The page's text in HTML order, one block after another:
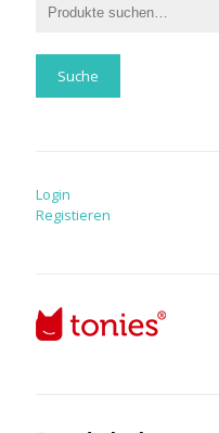
Suche
Login
Registieren